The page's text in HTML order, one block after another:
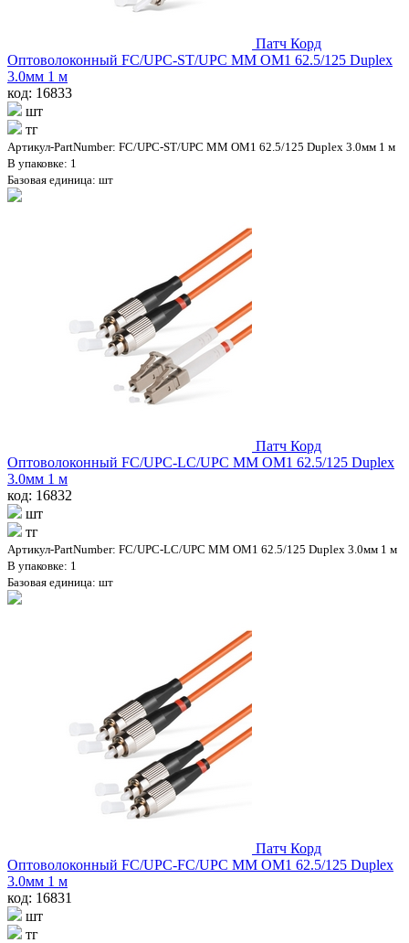
Патч Корд
Оптоволоконный FC/UPC-ST/UPC MM OM1 62.5/125 Duplex
3.0мм 1 м
код: 16833
шт
тг
Артикул-PartNumber: FC/UPC-ST/UPC MM OM1 62.5/125 Duplex 3.0мм 1 м
В упаковке: 1
Базовая единица: шт
Патч Корд
Оптоволоконный FC/UPC-LC/UPC MM OM1 62.5/125 Duplex
3.0мм 1 м
код: 16832
шт
тг
Артикул-PartNumber: FC/UPC-LC/UPC MM OM1 62.5/125 Duplex 3.0мм 1 м
В упаковке: 1
Базовая единица: шт
Патч Корд
Оптоволоконный FC/UPC-FC/UPC MM OM1 62.5/125 Duplex
3.0мм 1 м
код: 16831
шт
тг